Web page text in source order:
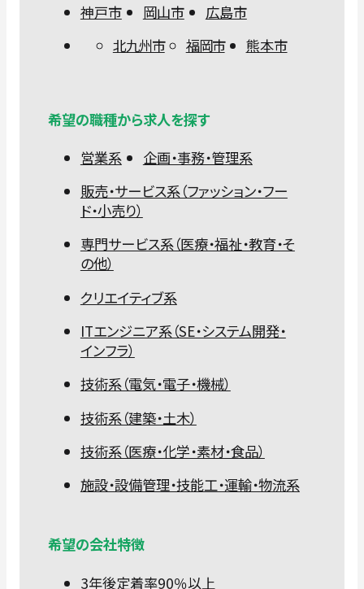
神戸市
岡山市
広島市
北九州市
福岡市 熊本市
希望の職種から求人を探す
営業系
企画・事務・管理系
販売・サービス系（ファッション・フー
ド・小売り）
専門サービス系（医療・福祉・教育・そ
の他）
クリエイティブ系
ITエンジニア系（SE・システム開発・
インフラ）
技術系（電気・電子・機械）
技術系（建築・土木）
技術系（医療・化学・素材・食品）
施設・設備管理・技能工・運輸・物流系
希望の会社特徴
3年後定着率90％以上